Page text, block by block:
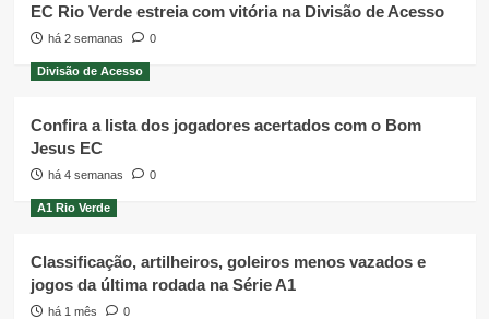
EC Rio Verde estreia com vitória na Divisão de Acesso
há 2 semanas 0
Divisão de Acesso
Confira a lista dos jogadores acertados com o Bom
Jesus EC
há 4 semanas 0
A1 Rio Verde
Classificação, artilheiros, goleiros menos vazados e
jogos da última rodada na Série A1
há 1 mês 0